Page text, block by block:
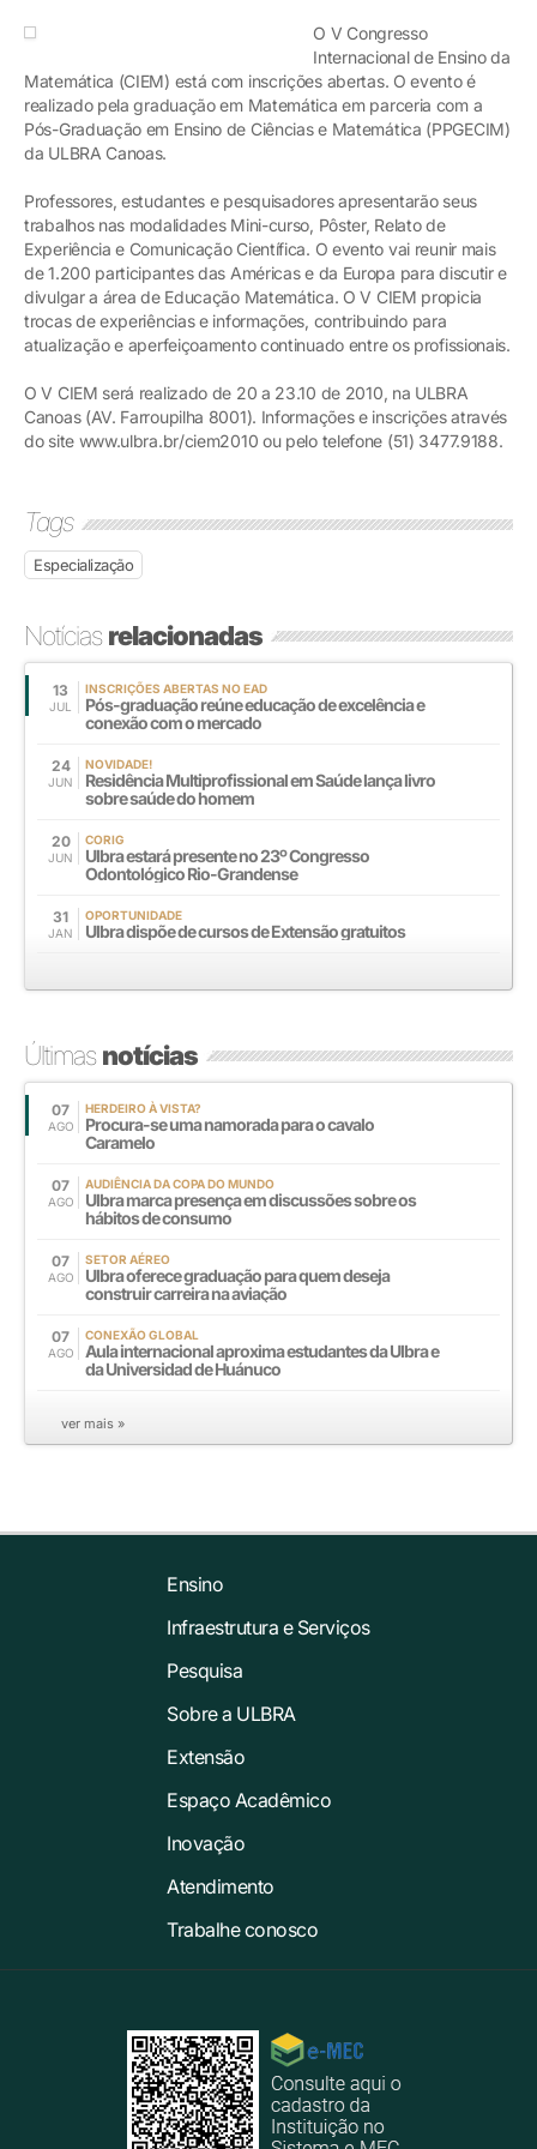
O V Congresso
Internacional de Ensino da
Matemática (CIEM) está com inscrições abertas. O evento é
realizado pela graduação em Matemática em parceria com a
Pós-Graduação em Ensino de Ciências e Matemática (PPGECIM)
da ULBRA Canoas.
Professores, estudantes e pesquisadores apresentarão seus
trabalhos nas modalidades Mini-curso, Pôster, Relato de
Experiência e Comunicação Científica. O evento vai reunir mais
de 1.200 participantes das Américas e da Europa para discutir e
divulgar a área de Educação Matemática. O V CIEM propicia
trocas de experiências e informações, contribuindo para
atualização e aperfeiçoamento continuado entre os profissionais.
O V CIEM será realizado de 20 a 23.10 de 2010, na ULBRA
Canoas (AV. Farroupilha 8001). Informações e inscrições através
do site www.ulbra.br/ciem2010 ou pelo telefone (51) 3477.9188.
Tags
Especialização
Notíciasrelacionadas
13
JUL
INSCRIÇÕES ABERTAS NO EAD
Pós-graduação reúne educação de excelência e
conexão com o mercado
24
JUN
NOVIDADE!
Residência Multiprofissional em Saúde lança livro
sobre saúde do homem
20
JUN
CORIG
Ulbra estará presente no 23º Congresso
Odontológico Rio-Grandense
31
JAN
OPORTUNIDADE
Ulbra dispõe de cursos de Extensão gratuitos
Últimasnotícias
07
AGO
HERDEIRO À VISTA?
Procura-se uma namorada para o cavalo
Caramelo
07
AGO
AUDIÊNCIA DA COPA DO MUNDO
Ulbra marca presença em discussões sobre os
hábitos de consumo
07
AGO
SETOR AÉREO
Ulbra oferece graduação para quem deseja
construir carreira na aviação
07
AGO
CONEXÃO GLOBAL
Aula internacional aproxima estudantes da Ulbra e
da Universidad de Huánuco
ver mais »
Ensino
Infraestrutura e Serviços
Pesquisa
Sobre a ULBRA
Extensão
Espaço Acadêmico
Inovação
Atendimento
Trabalhe conosco